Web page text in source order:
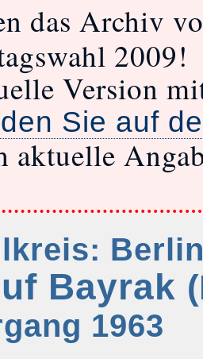
das Archiv
2009!
Version
Sie auf
aktuelle
Bayrak
1963